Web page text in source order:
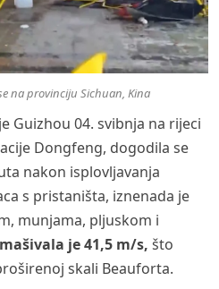
na provinciju Sichuan, Kina
Guizhou 04. svibnja na rijeci
Dongfeng, dogodila se
nakon isplovljavanja
s pristaništa, iznenada je
munjama, pljuskom i
je 41,5 m/s, što
skali Beauforta.